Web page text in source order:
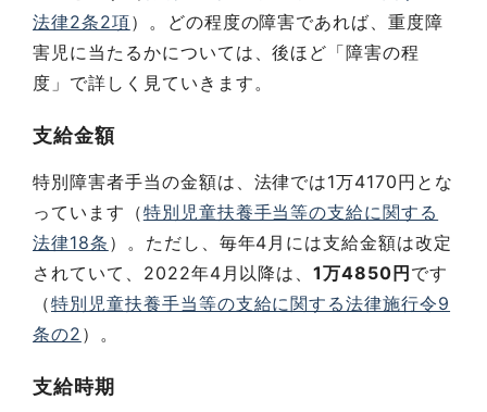
法律2条2項）。どの程度の障害であれば、重度障
害児に当たるかについては、後ほど「障害の程
度」で詳しく見ていきます。
支給金額
特別障害者手当の金額は、法律では1万4170円とな
っています（特別児童扶養手当等の支給に関する
法律18条 ）。ただし、毎年4月には支給金額は改定
されていて、2022年4月以降は、1万4850円 です
（特別児童扶養手当等の支給に関する法律施行令9
条の2 ）。
支給時期